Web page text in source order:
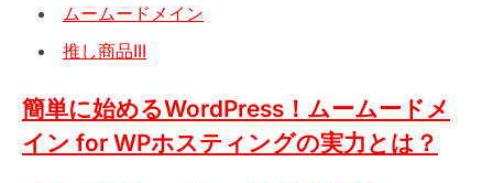
カ
ウ
ン
を
活
ムームードメイン
推し商品III
簡単に始めるWordPress！ムームードメ
イン for WPホスティングの実力とは？